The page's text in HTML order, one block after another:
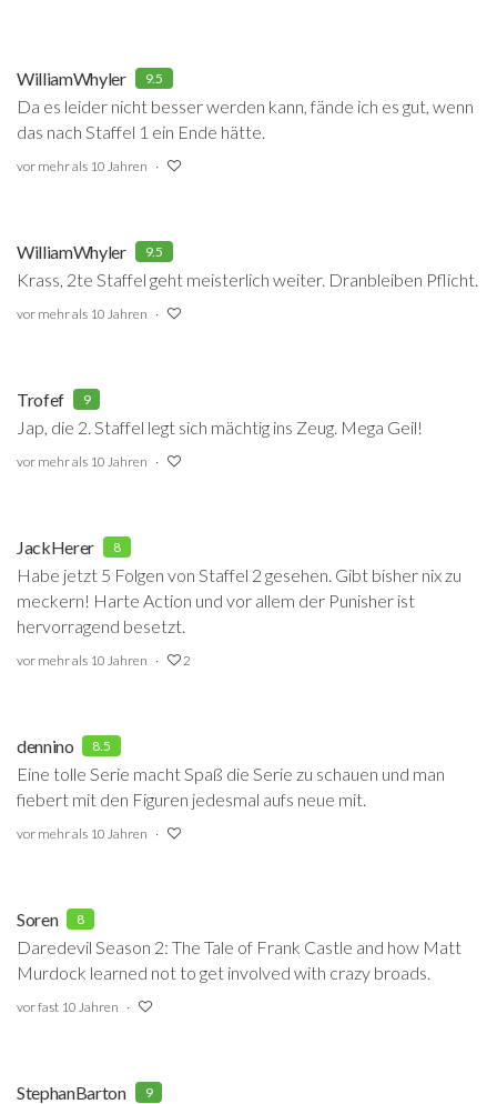
WilliamWhyler 9.5
Da es leider nicht besser werden kann, fände ich es gut, wenn
das nach Staffel 1 ein Ende hätte.
vor mehr als 10 Jahren
WilliamWhyler 9.5
Krass, 2te Staffel geht meisterlich weiter. Dranbleiben Pflicht.
vor mehr als 10 Jahren
Trofef 9
Jap, die 2. Staffel legt sich mächtig ins Zeug. Mega Geil!
vor mehr als 10 Jahren
JackHerer 8
Habe jetzt 5 Folgen von Staffel 2 gesehen. Gibt bisher nix zu
meckern! Harte Action und vor allem der Punisher ist
hervorragend besetzt.
vor mehr als 10 Jahren 2
dennino 8.5
Eine tolle Serie macht Spaß die Serie zu schauen und man
fiebert mit den Figuren jedesmal aufs neue mit.
vor mehr als 10 Jahren
Soren 8
Daredevil Season 2: The Tale of Frank Castle and how Matt
Murdock learned not to get involved with crazy broads.
vor fast 10 Jahren
StephanBarton 9